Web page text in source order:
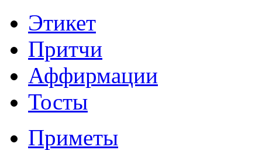
Этикет
Притчи
Аффирмации
Тосты
Приметы